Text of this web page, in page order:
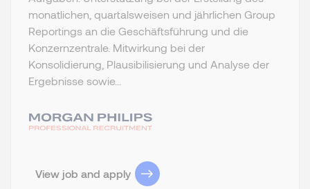
monatlichen, quartalsweisen und jährlichen Group
Reportings an die Geschäftsführung und die
Konzernzentrale. Mitwirkung bei der
Konsolidierung, Plausibilisierung und Analyse der
Ergebnisse sowie...
View job and apply